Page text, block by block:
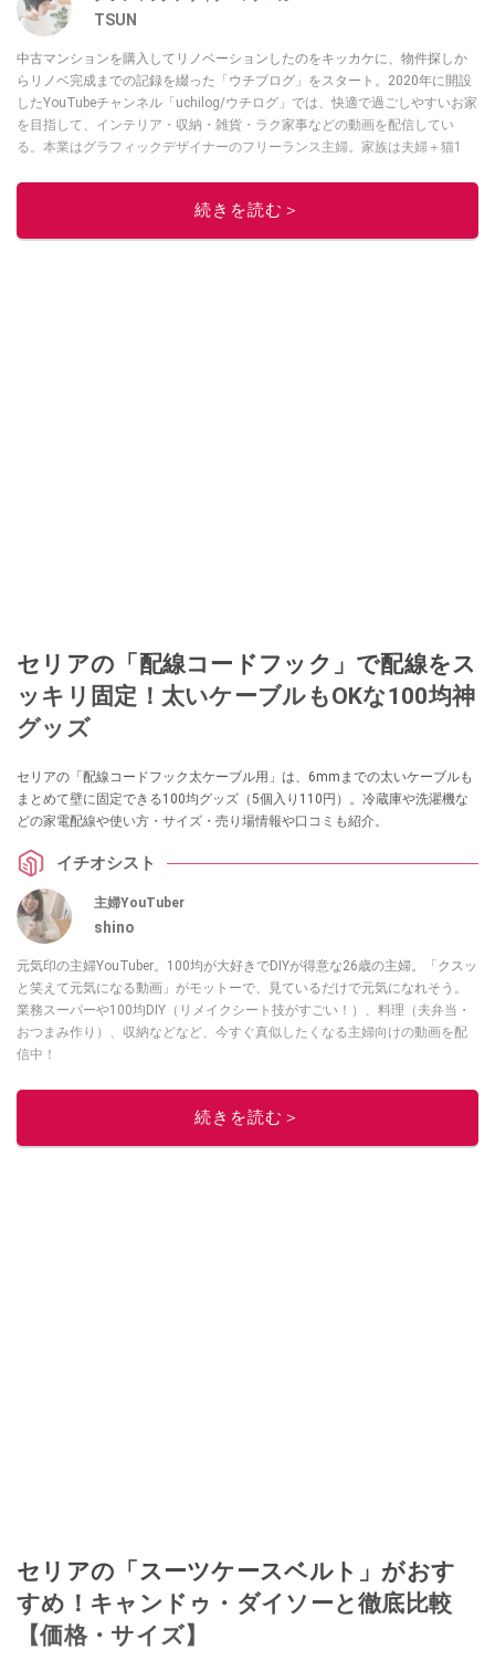
TSUN
中古マンションを購入してリノベーションしたのをキッカケに、物件探しか
らリノベ完成までの記録を綴った「ウチブログ」をスタート。2020年に開設
したYouTubeチャンネル「uchilog/ウチログ」では、快適で過ごしやすいお家
を目指して、インテリア・収納・雑貨・ラク家事などの動画を配信してい
る。本業はグラフィックデザイナーのフリーランス主婦。家族は夫婦＋猫1
ノベ人気事例1位
続きを読む＞
セリアの「配線コードフック」で配線をス
ッキリ固定！太いケーブルもOKな100均神
グッズ
セリアの「配線コードフック太ケーブル用」は、6mmまでの太いケーブルも
まとめて壁に固定できる100均グッズ（5個入り110円）。冷蔵庫や洗濯機な
どの家電配線や使い方・サイズ・売り場情報や口コミも紹介。
イチオシスト
主婦YouTuber
shino
元気印の主婦YouTuber。100均が大好きでDIYが得意な26歳の主婦。「クスッ
と笑えて元気になる動画」がモットーで、見ているだけで元気になれそう。
業務スーパーや100均DIY（リメイクシート技がすごい！）、料理（夫弁当・
おつまみ作り）、収納などなど、今すぐ真似したくなる主婦向けの動画を配
信中！
このイチオシストの他の記事を読む
続きを読む＞
セリアの「スーツケースベルト」がおす
すめ！キャンドゥ・ダイソーと徹底比較
【価格・サイズ】